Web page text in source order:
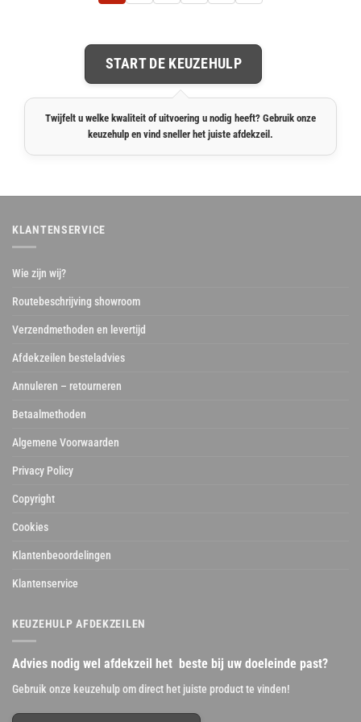
START DE KEUZEHULP
Twijfelt u welke kwaliteit of uitvoering u nodig heeft? Gebruik onze
keuzehulp en vind sneller het juiste afdekzeil.
KLANTENSERVICE
Wie zijn wij?
Routebeschrijving showroom
Verzendmethoden en levertijd
Afdekzeilen besteladvies
Annuleren – retourneren
Betaalmethoden
Algemene Voorwaarden
Privacy Policy
Copyright
Cookies
Klantenbeoordelingen
Klantenservice
KEUZEHULP AFDEKZEILEN
Advies nodig wel afdekzeil het beste bij uw doeleinde past?
Gebruik onze keuzehulp om direct het juiste product te vinden!